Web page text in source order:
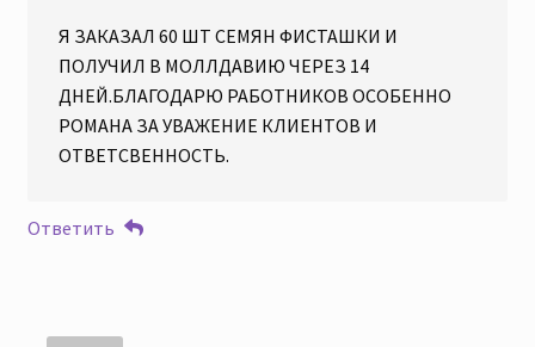
Я ЗАКАЗАЛ 60 ШТ СЕМЯН ФИСТАШКИ И
ПОЛУЧИЛ В МОЛЛДАВИЮ ЧЕРЕЗ 14
ДНЕЙ.БЛАГОДАРЮ РАБОТНИКОВ ОСОБЕННО
РОМАНА ЗА УВАЖЕНИЕ КЛИЕНТОВ И
ОТВЕТСВЕННОСТЬ.
Ответить